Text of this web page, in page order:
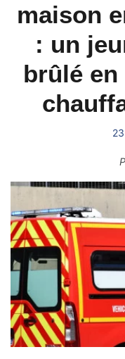
maison
: un
brûlé